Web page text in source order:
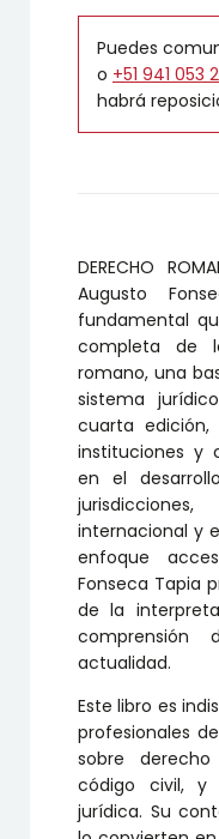
Puedes
o +51 941 053
habrá
DERECHO
Augusto
fundamental
completa de
romano, una
sistema
cuarta
instituciones y
en el
internacional y
enfoque
Fonseca Tapia
de la
actualidad.
Este libro es
profesionales
sobre derecho
código civil, y
jurídica. Su